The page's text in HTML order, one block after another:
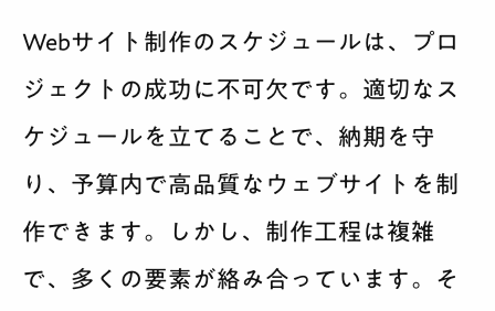
Webサイト制作のスケジュールは、プロ
ジェクトの成功に不可欠です。適切なス
ケジュールを立てることで、納期を守
り、予算内で高品質なウェブサイトを制
作できます。しかし、制作工程は複雑
で、多くの要素が絡み合っています。そ